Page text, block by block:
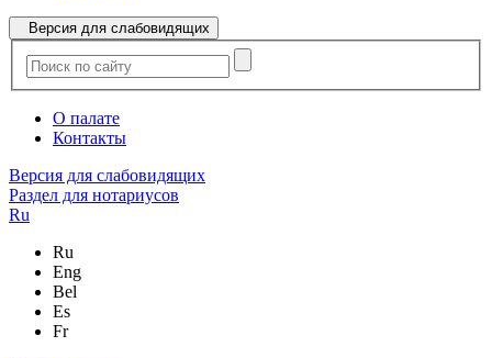
Версия для слабовидящих
О палате
Контакты
Версия для слабовидящих
Раздел для нотариусов
Ru
Ru
Eng
Bel
Es
Fr